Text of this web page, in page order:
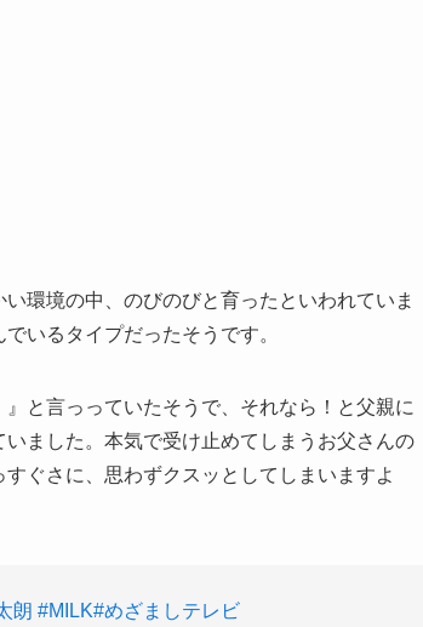
環境の中、のびのびと育ったといわれていま
いるタイプだったそうです。
と言っっていたそうで、それなら！と父親に
ました。本気で受け止めてしまうお父さんの
ぐさに、思わずクスッとしてしまいますよ
朗 #MILK#めざましテレビ